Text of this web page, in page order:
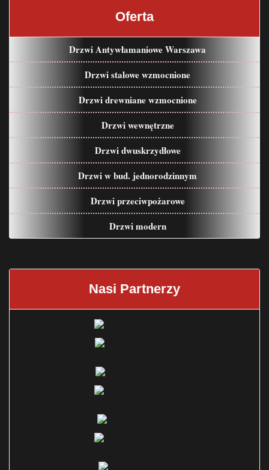
Oferta
Drzwi Antywłamaniowe Warszawa
Drzwi stalowe wzmocnione
Drzwi drewniane wzmocnione
Drzwi wewnętrzne
Drzwi dwuskrzydłowe
Drzwi w bud. jednorodzinnym
Drzwi przeciwpożarowe
Drzwi modern
Nasi Partnerzy